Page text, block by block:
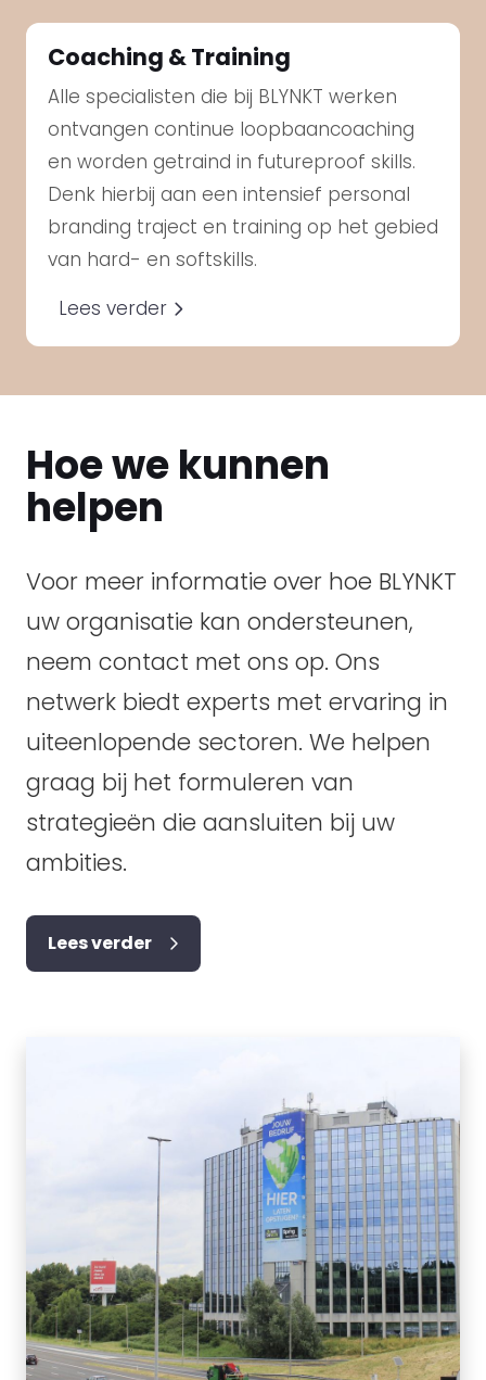
Coaching & Training
Alle specialisten die bij BLYNKT werken
ontvangen continue loopbaancoaching
en worden getraind in futureproof skills.
Denk hierbij aan een intensief personal
branding traject en training op het gebied
van hard- en softskills.
Lees verder
Hoe we kunnen
helpen
Voor meer informatie over hoe BLYNKT
uw organisatie kan ondersteunen,
neem contact met ons op. Ons
netwerk biedt experts met ervaring in
uiteenlopende sectoren. We helpen
graag bij het formuleren van
strategieën die aansluiten bij uw
ambities.
Lees verder